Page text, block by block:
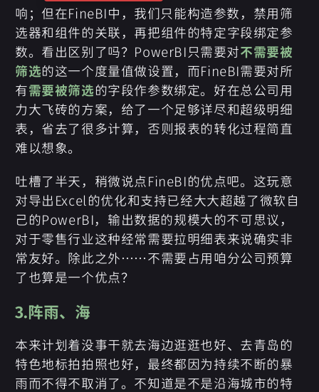
响；但在FineBI中，我们只能构造参数，禁用筛
选器和组件的关联，再把组件的特定字段绑定参
数。看出区别了吗？PowerBI只需要对不需要被
筛选的这一个度量值做设置，而FineBI需要对所
有需要被筛选的字段作参数绑定。好在总公司用
力大飞砖的方案，给了一个足够详尽和超级明细
表，省去了很多计算，否则报表的转化过程简直
难以想象。
吐槽了半天，稍微说点FineBI的优点吧。这玩意
对导出Excel的优化和支持已经大大超越了微软自
己的PowerBI，输出数据的规模大的不可思议，
对于零售行业这种经常需要拉明细表来说确实非
常友好。除此之外……不需要占用咱分公司预算
了也算是一个优点？
3.阵雨、海
本来计划着没事干就去海边逛逛也好、去青岛的
特色地标拍拍照也好，最终都因为持续不断的暴
雨而不得不取消了。不知道是不是沿海城市的特